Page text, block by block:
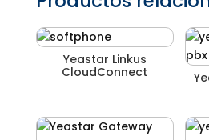
Yeastar Linkus
CloudConnect